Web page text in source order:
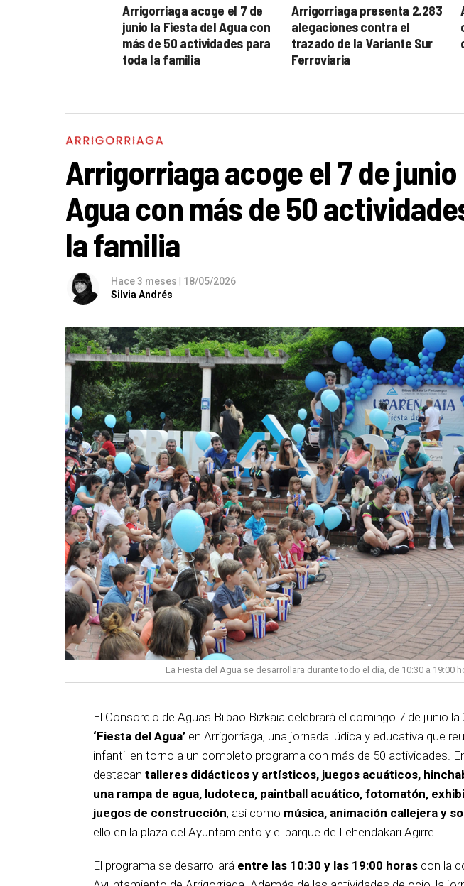
Arrigorriaga acoge el 7 de
junio la Fiesta del Agua con
más de 50 actividades para
toda la familia
Arrigorriaga presenta 2.283
alegaciones contra el
trazado de la Variante Sur
Ferroviaria
ARRIGORRIAGA
Arrigorriaga acoge el 7 de
Agua con más de 50
la familia
Hace 3 meses
18/05/2026
Silvia Andrés
La Fiesta del Agua se desarrollara durante todo el día, de 10:30 a 19:00
El Consorcio de Aguas Bilbao Bizkaia celebrará el domingo 7 de junio la
‘Fiesta del Agua’ en Arrigorriaga, una jornada lúdica y educativa que
infantil en torno a un completo programa con más de 50 actividades.
destacan talleres didácticos y artísticos, juegos acuáticos,
una rampa de agua, ludoteca, paintball acuático, fotomatón,
juegos de construcción, así como música, animación callejera y
ello en la plaza del Ayuntamiento y el parque de Lehendakari Agirre.
El programa se desarrollará entre las 10:30 y las 19:00 horas con la